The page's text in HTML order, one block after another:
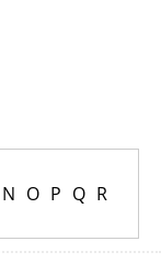
N O P Q R